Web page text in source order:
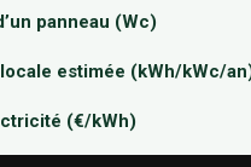
panneau (Wc)
estimée (kWh/kWc/
(€/kWh)